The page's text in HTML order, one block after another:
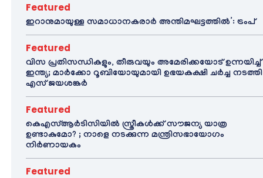
Featured
ഇറാനുമായുള്ള സമാധാനകരാർ അന്തിമഘട്ടത്തിൽ‌’: ട്രംപ്
Featured
വിസ പ്രതിസന്ധികളും, തീരുവയും അമേരിക്കയോട് ഉന്നയിച്ച്
ഇന്ത്യ; മാർക്കോ റൂബിയോയുമായി ഉഭയകക്ഷി ചർച്ച നടത്തി
എസ് ജയശങ്കർ
Featured
കെഎസ്ആർടിസിയിൽ സ്ത്രീകൾക്ക് സൗജന്യ യാത്ര
ഉണ്ടാകുമോ? ; നാളെ നടക്കുന്ന മന്ത്രിസഭായോഗം
നിർണായകം
Featured